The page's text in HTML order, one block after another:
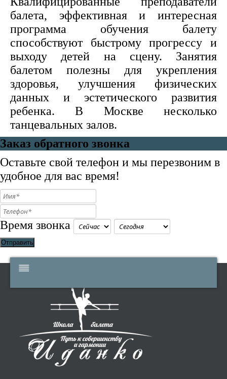
балета, эффективная и интересная
программа обучения балету
способствуют быстрому прогрессу и
выходу детей на сцену. Занятия
балетом полезны для укрепления
здоровья, улучшения физических
данных и эстетического развития
ребенка. В Москве несколько
танцевальных залов.
Заказ обратного звонка
Оставьте свой телефон и мы перезвоним в
удобное для вас время!
Время звонка
Отправить